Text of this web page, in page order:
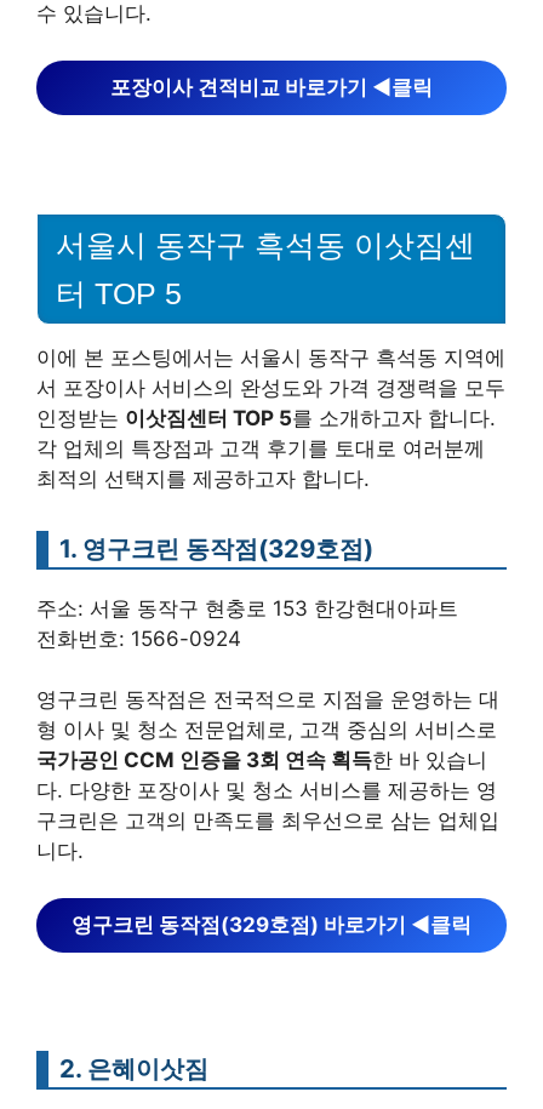
수 있습니다.
포장이사 견적비교 바로가기 ◀︎클릭
서울시 동작구 흑석동 이삿짐센
터 TOP 5
이에 본 포스팅에서는 서울시 동작구 흑석동 지역에
서 포장이사 서비스의 완성도와 가격 경쟁력을 모두
인정받는 이삿짐센터 TOP 5를 소개하고자 합니다.
각 업체의 특장점과 고객 후기를 토대로 여러분께
최적의 선택지를 제공하고자 합니다.
1. 영구크린 동작점(329호점)
주소: 서울 동작구 현충로 153 한강현대아파트
전화번호: 1566-0924
영구크린 동작점은 전국적으로 지점을 운영하는 대
형 이사 및 청소 전문업체로, 고객 중심의 서비스로
국가공인 CCM 인증을 3회 연속 획득한 바 있습니
다. 다양한 포장이사 및 청소 서비스를 제공하는 영
구크린은 고객의 만족도를 최우선으로 삼는 업체입
니다.
영구크린 동작점(329호점) 바로가기 ◀︎클릭
2. 은혜이삿짐